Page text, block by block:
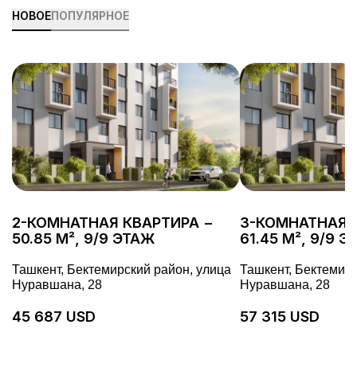
НОВОЕПОПУЛЯРНОЕ
2-КОМНАТНАЯ КВАРТИРА −
50.85 М², 9/9 ЭТАЖ
Ташкент, Бектемирский район, улица
Нуравшана, 28
45 687 USD
3-КОМНАТНАЯ
61.45 М², 9/9
Ташкент,
Нуравшана, 28
57 315 USD